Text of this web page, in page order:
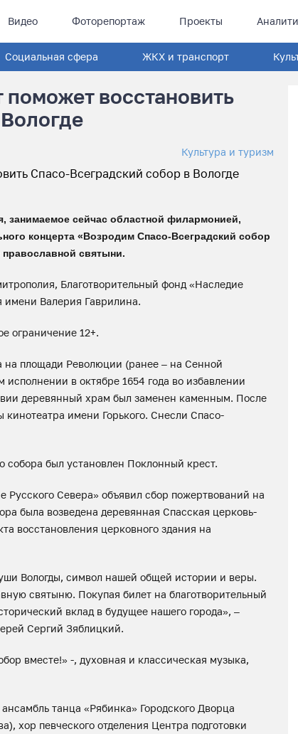
Видео Фоторепортаж Проекты
Социальная сфера ЖКХ и транспорт
восстановить
Культура и туризм
занимаемое сейчас областной филармонией,
концерта «Возродим Спасо-Всеградский собор
православной святыни.
Благотворительный фонд «Наследие
имени Валерия Гаврилина.
ограничение 12+.
на площади Революции (ранее – на Сенной
в октябре 1654 года во избавлении
деревянный храм был заменен каменным. После
кинотеатра имени Горького. Снесли Спасо-
собора был установлен Поклонный крест.
Русского Севера» объявил сбор пожертвований на
была возведена деревянная Спасская церковь-
восстановления церковного здания на
Вологды, символ нашей общей истории и веры.
святыню. Покупая билет на благотворительный
вклад в будущее нашего города», –
Сергий Зяблицкий.
вместе!» -, духовная и классическая музыка,
танца «Рябинка» Городского Дворца
хор певческого отделения Центра подготовки